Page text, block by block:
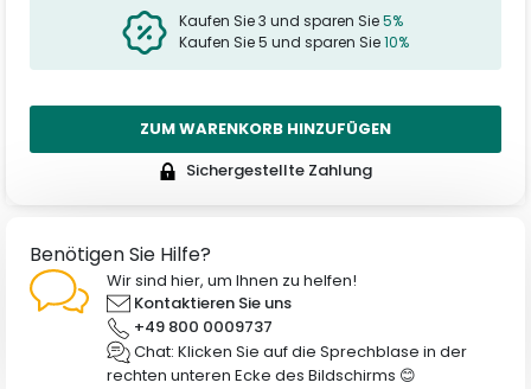
Kaufen Sie 3 und sparen Sie5%
Kaufen Sie 5 und sparen Sie10%
ZUM WARENKORB HINZUFÜGEN
Sichergestellte Zahlung
Benötigen Sie Hilfe?
Wir sind hier, um Ihnen zu helfen!
Kontaktieren Sie uns
+49 800 0009737
Chat: Klicken Sie auf die Sprechblase in der
rechten unteren Ecke des Bildschirms 😊